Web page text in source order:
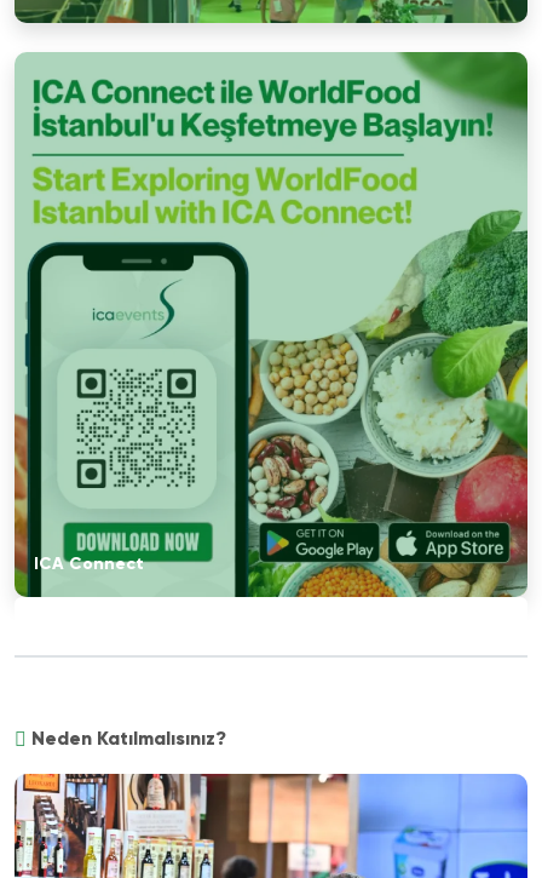
ICA Connect
Neden Katılmalısınız?